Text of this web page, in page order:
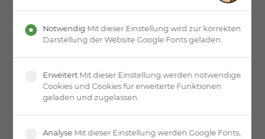
9. EINBINDUNG VON DIENSTEN
UND INHALTEN DRITTER
OpenStreetMap: Wir nutzen den Kartendienst von
Notwendig Mit dieser Einstellung wird zur korrekten
Darstellung der Website Google Fonts geladen.
Erweitert Mit dieser Einstellung werden notwendige
Cookies und Cookies für erweiterte Funktionen
geladen und zugelassen.
Analyse Mit dieser Einstellung werden Google Fonts,